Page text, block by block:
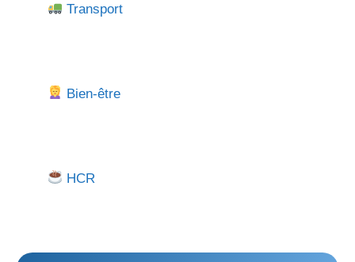
Transport
Bien-être
HCR